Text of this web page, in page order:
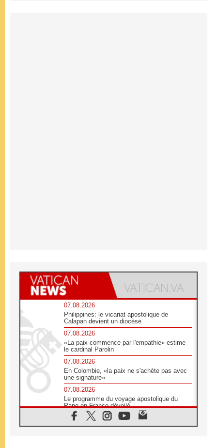
07.08.2026
Philippines: le vicariat apostolique de
Calapan devient un diocèse
07.08.2026
«La paix commence par l'empathie» estime
le cardinal Parolin
07.08.2026
En Colombie, «la paix ne s'achète pas avec
une signature»
07.08.2026
Le programme du voyage apostolique du
Pape en France dévoilé
07.08.2026
1ère Conférence continentale sur l'éducation